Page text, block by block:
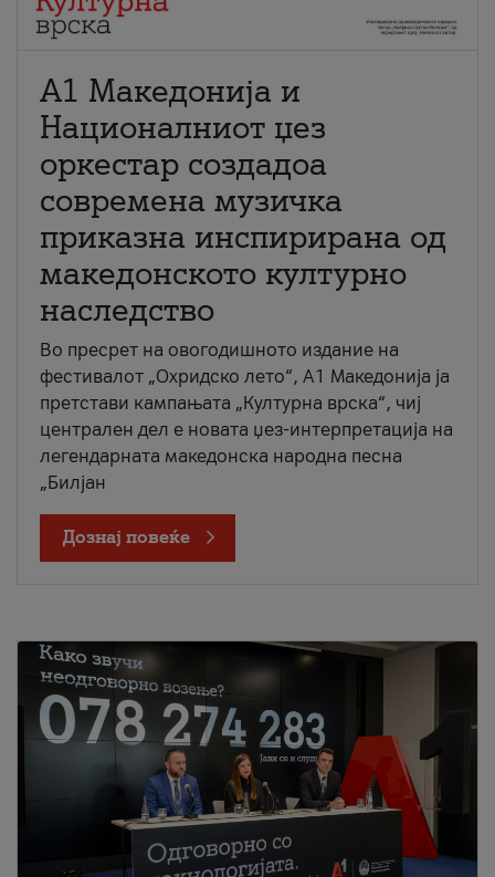
А1 Македонија и
Националниот џез
оркестар создадоа
современа музичка
приказна инспирирана од
македонското културно
наследство
Во пресрет на овогодишното издание на
фестивалот „Охридско лето“, А1 Македонија ја
претстави кампањата „Културна врска“, чиј
централен дел е новата џез-интерпретација на
легендарната македонска народна песна
„Билјан
Дознај повеќе